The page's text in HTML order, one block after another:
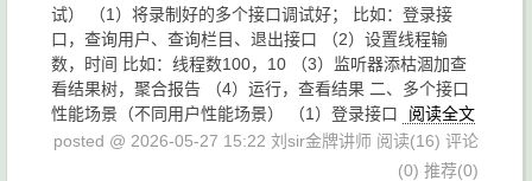
试） （1）将录制好的多个接口调试好； 比如：登录接
口，查询用户、查询栏目、退出接口 （2）设置线程输
数，时间 比如：线程数100，10 （3）监听器添枯涸加查
看结果树，聚合报告 （4）运行，查看结果 二、多个接口
性能场景（不同用户性能场景） （1）登录接口
阅读全文
posted @ 2026-05-27 15:22 刘sir金牌讲师 阅读(16) 评论
(0) 推荐(0)